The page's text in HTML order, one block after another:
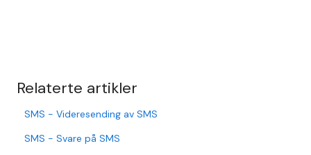
Relaterte artikler
SMS - Videresending av SMS
SMS - Svare på SMS